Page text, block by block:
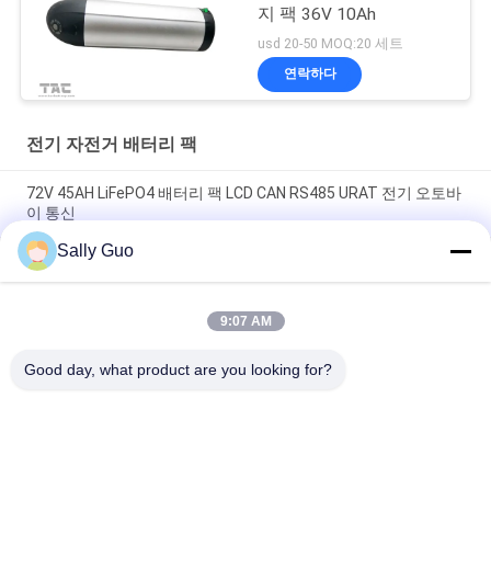
지 팩 36V 10Ah
usd 20-50 MOQ:20 세트
연락하다
전기 자전거 배터리 팩
72V 45AH LiFePO4 배터리 팩 LCD CAN RS485 URAT 전기 오토바
이 통신
전기 오토바이 삼륜구동용 72V 30AH 리?? 이온 배터리 팩 LCD 디
스플레이 RS485
관습은 현명한 BMS에게 도달하도록 쉬운 72V 50Ah 전기 자전거
Sally Guo
9:07 AM
Good day, what product are you looking for?